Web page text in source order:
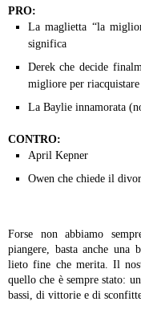
PRO:
La maglietta “la
significa
Derek che decide
migliore per
La Baylie innamorata
CONTRO:
April Kepner
Owen che chiede il
Forse non abbiamo
piangere, basta anche una
lieto fine che merita. Il
quello che è sempre stato:
bassi, di vittorie e di